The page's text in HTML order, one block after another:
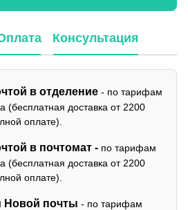
Консультация
в отделение - по тарифам
(бесплатная доставка от 2200
оплате).
в почтомат - по тарифам
(бесплатная доставка от 2200
оплате).
Новой почты - по тарифам